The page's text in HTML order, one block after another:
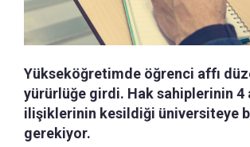
Yükseköğretimde öğrenci affı
yürürlüğe girdi. Hak sahiplerinin 4
ilişiklerinin kesildiği üniversiteye
gerekiyor.